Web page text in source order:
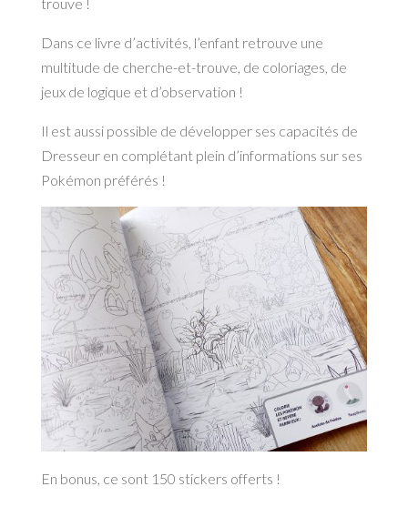
Dans ce livre d’activités, l’enfant retrouve une
multitude de cherche-et-trouve, de coloriages, de
jeux de logique et d’observation !
Il est aussi possible de développer ses capacités de
Dresseur en complétant plein d’informations sur ses
Pokémon préférés !
En bonus, ce sont 150 stickers offerts !